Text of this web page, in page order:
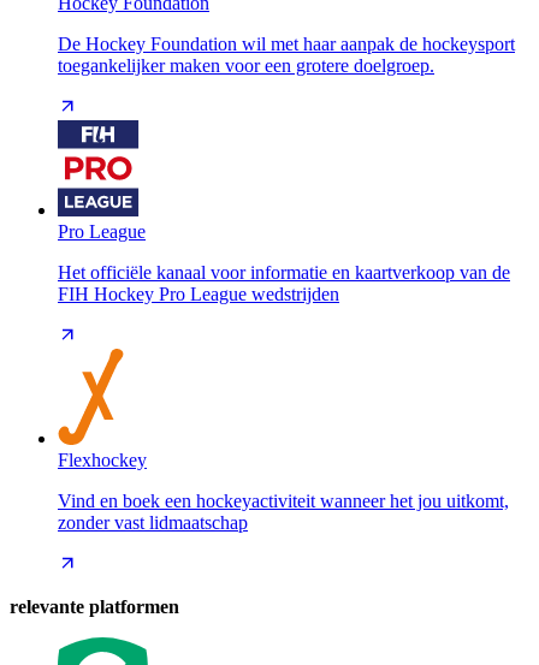
De Hockey Foundation wil met haar aanpak de hockeysport
toegankelijker maken voor een grotere doelgroep.
Pro League
Het officiële kanaal voor informatie en kaartverkoop van de
FIH Hockey Pro League wedstrijden
Flexhockey
Vind en boek een hockeyactiviteit wanneer het jou uitkomt,
zonder vast lidmaatschap
relevante platformen